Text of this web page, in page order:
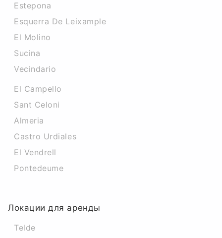
Estepona
Esquerra De Leixample
El Molino
Sucina
Vecindario
El Campello
Sant Celoni
Almeria
Castro Urdiales
El Vendrell
Pontedeume
Локации для аренды
Telde